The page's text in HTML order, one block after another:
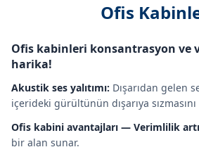
Ofis
Ofis kabinleri konsantrasyon ve
harika!
Akustik ses yalıtımı: Dışarıdan gelen
içerideki gürültünün dışarıya
Ofis kabini avantajları — Verimlilik
bir alan sunar.